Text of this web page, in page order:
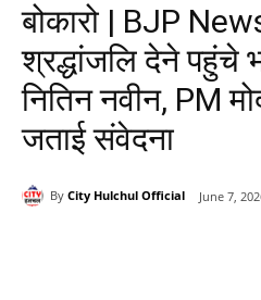
बोकारो | BJP
श्रद्धांजलि देने पहुंचे
नितिन नवीन, PM
जताई संवेदना
By City Hulchul Official June 7,